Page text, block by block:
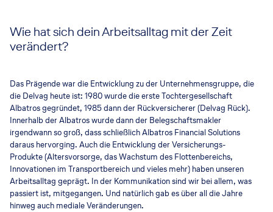
Wie hat sich dein Arbeitsalltag mit der Zeit
verändert?
Das Prägende war die Entwicklung zu der Unternehmensgruppe, die
die Delvag heute ist: 1980 wurde die erste Tochtergesellschaft
Albatros gegründet, 1985 dann der Rückversicherer (Delvag Rück).
Innerhalb der Albatros wurde dann der Belegschaftsmakler
irgendwann so groß, dass schließlich Albatros Financial Solutions
daraus hervorging. Auch die Entwicklung der Versicherungs-
Produkte (Altersvorsorge, das Wachstum des Flottenbereichs,
Innovationen im Transportbereich und vieles mehr) haben unseren
Arbeitsalltag geprägt. In der Kommunikation sind wir bei allem, was
passiert ist, mitgegangen. Und natürlich gab es über all die Jahre
hinweg auch mediale Veränderungen.